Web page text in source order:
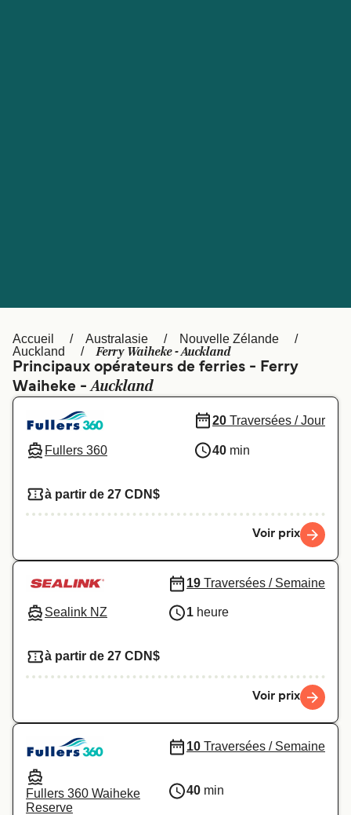
Canada België (NL)
Ελλάδα
Deutschland Schweiz (DE)
Norge Україна
Accueil Australasie
Nouvelle Zélande
Auckland
Ferry Waiheke - Auckland
Principaux opérateurs de ferries - Ferry
Waiheke -Auckland
Fullers 360
20 Traversées / Jour
40 min
à partir de 27 CDN$
Voir prix
Sealink NZ
19 Traversées / Semaine
1 heure
à partir de 27 CDN$
Voir prix
Fullers 360 Waiheke
Reserve
10 Traversées / Semaine
40 min